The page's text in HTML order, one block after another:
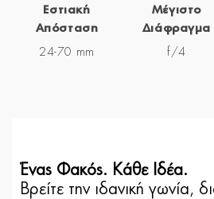
Εστιακή
Απόσταση
24-70 mm
Μέγιστο
Διάφραγμα
f/4
Ένας Φακός. Κάθε Ιδέα.
Βρείτε την ιδανική γωνία,